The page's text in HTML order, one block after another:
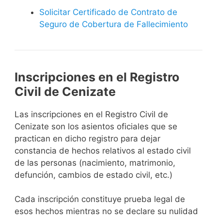
Solicitar Certificado de Contrato de
Seguro de Cobertura de Fallecimiento
Inscripciones en el Registro
Civil de Cenizate
Las inscripciones en el Registro Civil de
Cenizate son los asientos oficiales que se
practican en dicho registro para dejar
constancia de hechos relativos al estado civil
de las personas (nacimiento, matrimonio,
defunción, cambios de estado civil, etc.)
Cada inscripción constituye prueba legal de
esos hechos mientras no se declare su nulidad